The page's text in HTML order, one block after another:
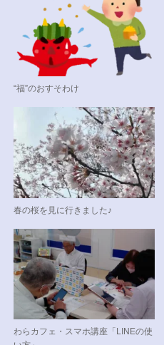
“福”のおすそわけ
春の桜を見に行きました♪
わらカフェ・スマホ講座「LINEの使